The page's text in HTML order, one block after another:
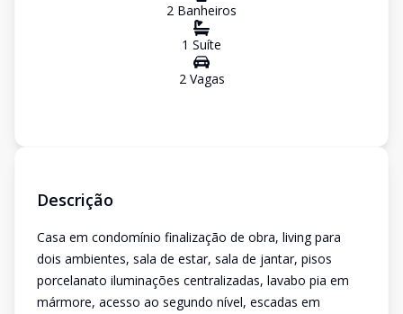
2 Banheiros
1 Suíte
2Vagas
Descrição
Casa em condomínio finalização de obra, living para
dois ambientes, sala de estar, sala de jantar, pisos
porcelanato iluminações centralizadas, lavabo pia em
mármore, acesso ao segundo nível, escadas em